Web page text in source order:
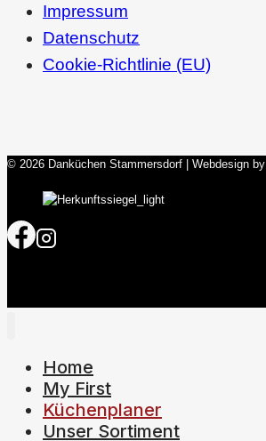
Impressum
Datenschutz
Cookie-Richtlinie (EU)
© 2026 Danküchen Stammersdorf | Webdesign by
Home
My First
Küchenplaner
Unser Sortiment